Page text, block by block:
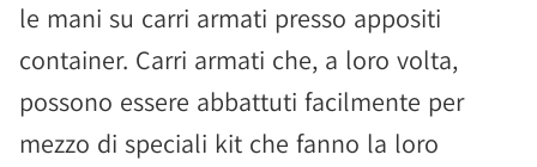
le mani su carri armati presso appositi
container. Carri armati che, a loro volta,
possono essere abbattuti facilmente per
mezzo di speciali kit che fanno la loro